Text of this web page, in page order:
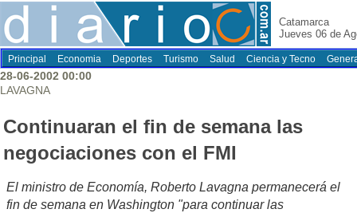
Catamarca
Jueves 06 de
Principal Economia Deportes Turismo Salud Ciencia y Tecno
28-06-2002 00:00
LAVAGNA
Continuaran el fin de semana las
negociaciones con el FMI
El ministro de Economía, Roberto Lavagna permanecerá el
fin de semana en Washington "para continuar las